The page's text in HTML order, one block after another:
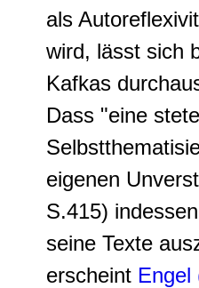
als
wird, lässt sich
Kafkas
Dass "eine stete
eigenen
S.415)
seine Texte
erscheint Engel